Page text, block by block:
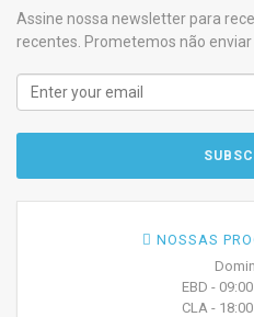
Assine nossa newsletter para
recentes. Prometemos não
NOSSAS
EBD -
CLA -